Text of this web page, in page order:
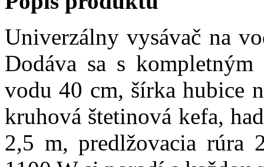
Univerzálny vysávač na
Dodáva sa s
vodu 40 cm, šírka hubice
kruhová štetinová kefa,
2,5 m, predlžovacia rúra